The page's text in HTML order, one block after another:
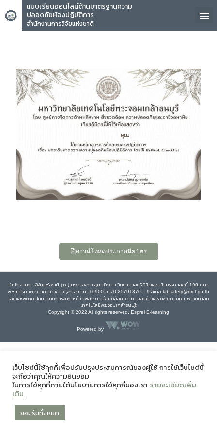
แบบเรียนออนไลน์ด้านมาตรฐานความ
ปลอดภัยห้องปฏิบัติการ
สำนักงานการวิจัยแห่งชาติ
คุณ
ดาวน์โหลดประกาศนียบัตร
สำนักงานการวิจัยแห่งชาติ (วช.) กระทรวงการอุดมศึกษา วิทยาศาสตร์ วิจัยและนวัตกรรม เลขที่ 196 ถนน
พหลโยธิน แขวงลาดยาว เขตจตุจักร กทม. 10900 โทร 0 25791370 – 9 อีเมล์ labsafety@nrct.go.th
ออกและพัฒนาโดย ศูนย์การจัดการด้านพลังงานสิ่งแวดล้อมความปลอดภัยและอาชีวอนามัย มหาวิทยาลัย
เทคโนโลยีพระจอมเกล้าธนบุรี
Copyright © 2022 All rights reserved, Esprel E-learning
Powered by
เว็บไซต์นี้ใช้คุกกี้เพื่อปรับปรุงประสบการณ์ของผู้ใช้ การใช้เว็บไซต์นี้
จะถือว่าคุณให้ความยินยอม
ในการใช้คุกกี้ภายใต้นโยบายการใช้คุกกี้ของเรา รายละเอียดเพิ่ม
เติม
ยอมรับทั้งหมด